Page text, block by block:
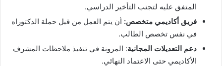
المتفق عليه لتجنب التأخير الدراسي.
فريق أكاديمي متخصص: أن يتم العمل من قبل حملة الدكتوراه
في نفس تخصص الطالب.
دعم التعديلات المجانية: المرونة في تنفيذ ملاحظات المشرف
الأكاديمي حتى الاعتماد النهائي.